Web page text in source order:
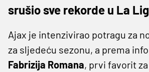
srušio sve rekorde u La
Ajax je intenzivirao potragu za
za sljedeću sezonu, a prema
Fabrizija Romana, prvi favorit